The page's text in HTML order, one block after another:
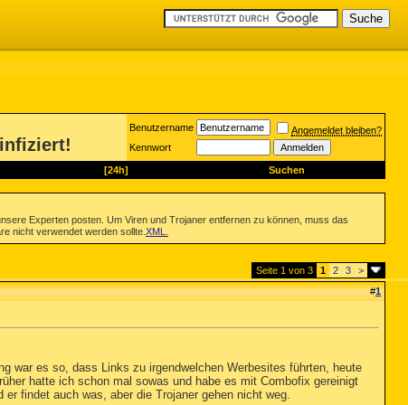
Benutzername
Angemeldet bleiben?
Kennwort
[24h] Suchen
Experten posten. Um Viren und Trojaner entfernen zu können, muss das
nicht verwendet werden sollte. XML
Seite 1 von 3 1 2 3
>
#1
war es so, dass Links zu irgendwelchen Werbesites führten, heute
hatte ich schon mal sowas und habe es mit Combofix gereinigt
findet auch was, aber die Trojaner gehen nicht weg.